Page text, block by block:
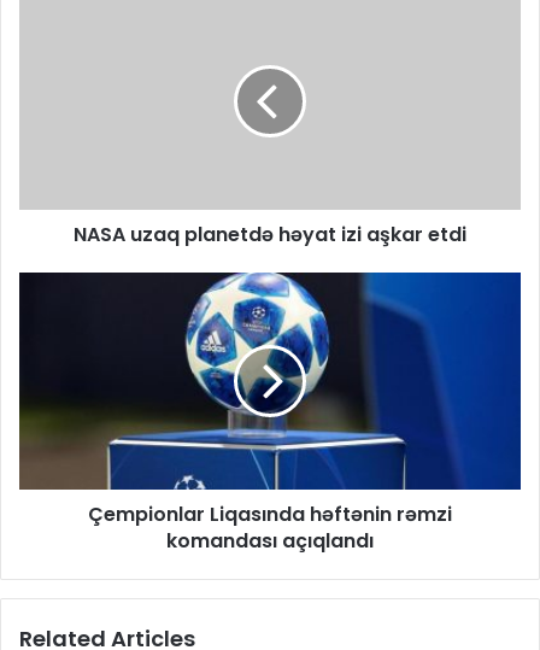
​NASA uzaq planetdə həyat izi aşkar etdi
Çempionlar Liqasında həftənin rəmzi
komandası açıqlandı
Related Articles